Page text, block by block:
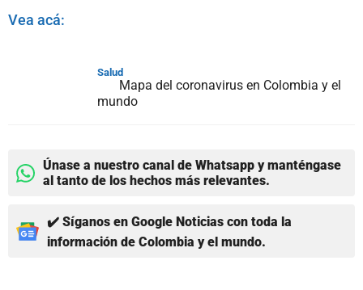
Vea acá:
Salud
Mapa del coronavirus en Colombia y el
mundo
Únase a nuestro canal de Whatsapp y manténgase
al tanto de los hechos más relevantes.
✔️ Síganos en Google Noticias con toda la
información de Colombia y el mundo.